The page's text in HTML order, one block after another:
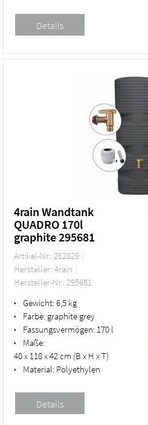
4rain Wandtank
QUADRO 170l
graphite 295681
Artikel-Nr.: 262829
Hersteller: 4rain
Hersteller-Nr.: 295681
• Gewicht:6,5 kg
• Farbe: graphite grey
• Fassungsvermögen: 170 l
•
Maße:
40 x 118 x 42 cm (B x H x T)
• Material: Polyethylen